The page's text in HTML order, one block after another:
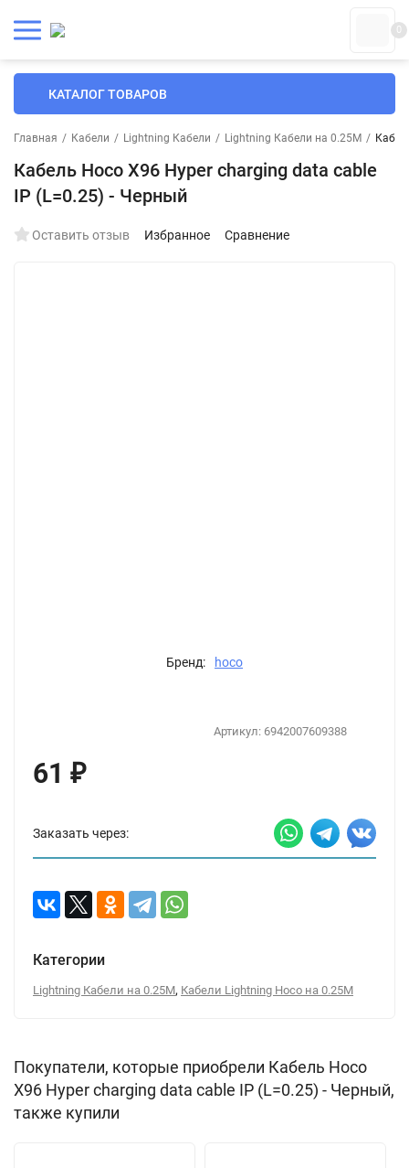
0
КАТАЛОГ ТОВАРОВ
Главная / Кабели / Lightning Кабели / Lightning Кабели на 0.25М /
Кабель Hoco X96 Hyper charging data cable
IP (L=0.25) - Черный
Оставить отзыв Избранное Сравнение
Бренд: hoco
Артикул: 6942007609388
61 ₽
Заказать через:
Категории
Lightning Кабели на 0.25М, Кабели Lightning Hoco на 0.25М
Покупатели, которые приобрели Кабель Hoco
X96 Hyper charging data cable IP (L=0.25) - Черный,
также купили